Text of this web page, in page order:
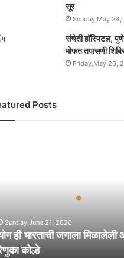
सूर
Sunday,May 24,
संचेती हॉस्पिटल,
मोफत तपासणी
Friday,May 26,
Posts
Sunday,June 21, 2026
ही भारताची जगाला
कोल्हे